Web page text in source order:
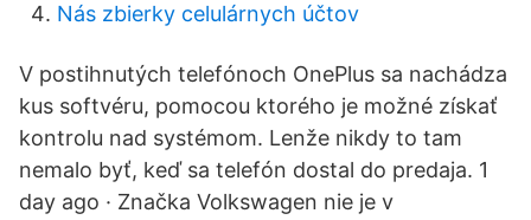
Nás zbierky celulárnych účtov
V postihnutých telefónoch OnePlus sa nachádza
kus softvéru, pomocou ktorého je možné získať
kontrolu nad systémom. Lenže nikdy to tam
nemalo byť, keď sa telefón dostal do predaja. 1
day ago · Značka Volkswagen nie je v